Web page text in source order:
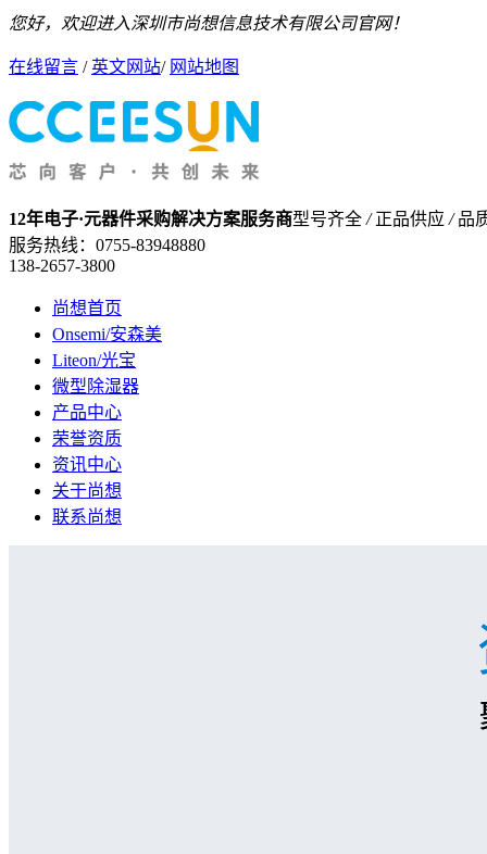
您好，欢迎进入深圳市尚想信息技术有限公司官网！
在线留言 / 英文网站/ 网站地图
12年电子·元器件采购解决方案服务商型号齐全 /正品供应 /品
服务热线： 0755-83948880
138-2657-3800
尚想首页
Onsemi/安森美
Liteon/光宝
微型除湿器
产品中心
荣誉资质
资讯中心
关于尚想
联系尚想